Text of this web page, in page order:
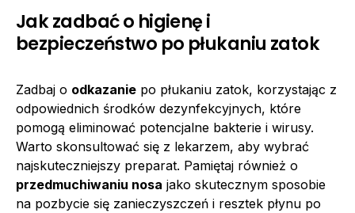
Jak zadbać o higienę i
bezpieczeństwo po płukaniu zatok
Zadbaj o odkazanie po płukaniu zatok, korzystając z
odpowiednich środków dezynfekcyjnych, które
pomogą eliminować potencjalne bakterie i wirusy.
Warto skonsultować się z lekarzem, aby wybrać
najskuteczniejszy preparat. Pamiętaj również o
przedmuchiwaniu nosa jako skutecznym sposobie
na pozbycie się zanieczyszczeń i resztek płynu po